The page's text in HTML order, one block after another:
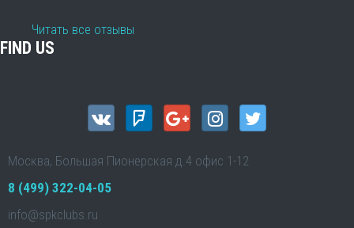
Читать все отзывы
FIND US
Москва, Большая Пионерская д.4 офис 1-12
8 (499) 322-04-05
info@spkclubs.ru